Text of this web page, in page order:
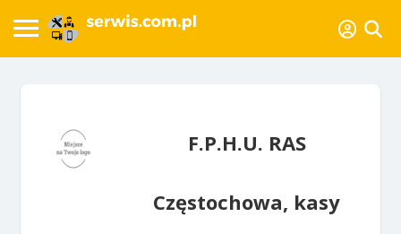
F.P.H.U. RAS
Częstochowa, kasy